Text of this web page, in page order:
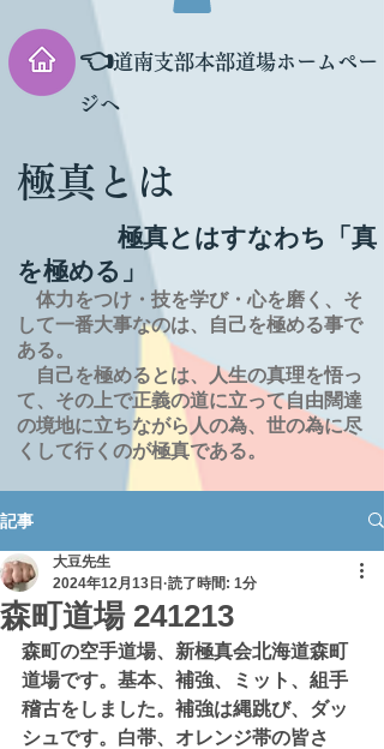
👈道南支部本部道場ホームペー
ジへ
極真とは
極真とはすなわち「真
を極める」
体力をつけ・技を学び・心を磨く、そ
して一番大事なのは、自己を極める事で
ある。
自己を極めるとは、
人生の真理を悟っ
て、その上で正義の道に立って自由闊達
の境地に立ちながら人の為、世の為に尽
くして行くのが極真である。
記事
森町道場 241213
大豆先生
2024年12月13日 読了時間: 1分
森町の空手道場、新極真会北海道森町
道場です。基本、補強、ミット、組手
稽古をしました。補強は縄跳び、ダッ
シュです。白帯、オレンジ帯の皆さ